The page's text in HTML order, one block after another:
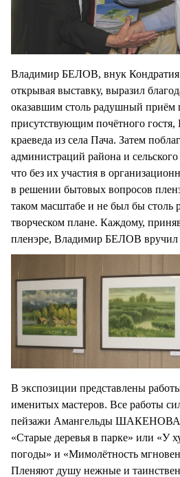
Владимир БЕЛОВ, внук Кондратия
открывая выставку, выразил
оказавшим столь радушный приём
присутствующим почётного
краеведа из села Пача. Затем
администраций района и
что без их участия в
в решении бытовых вопросов
таком масштабе и не был бы столь
творческом плане. Каждому,
пленэре, Владимир БЕЛОВ вручил
В экспозиции представлены
именитых мастеров. Все работы
пейзажи Амангельды ШАКЕНОВА
«Старые деревья в парке» или «У
погоды» и «Мимолётность
Пленяют душу нежные и